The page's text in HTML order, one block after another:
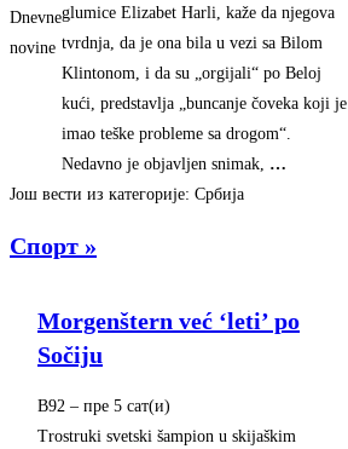
Dnevne
novine
glumice Elizabet Harli, kaže da njegova
tvrdnja, da je ona bila u vezi sa Bilom
Klintonom, i da su „orgijali“ po Beloj
kući, predstavlja „buncanje čoveka koji je
imao teške probleme sa drogom“.
Nedavno je objavljen snimak, …
Још вести из категорије: Србија
Спорт »
Morgenštern već ‘leti’ po
Sočiju
B92 – ‎пре 5 сат(и)‎
Trostruki svetski šampion u skijaškim